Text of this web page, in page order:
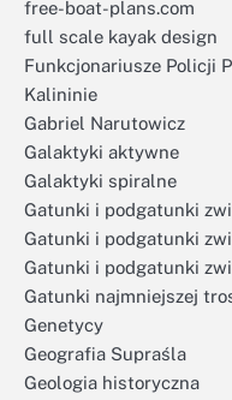
free-boat-plans.com
full scale kayak design
Funkcjonariusze Policji
Kalininie
Gabriel Narutowicz
Galaktyki aktywne
Galaktyki spiralne
Gatunki i podgatunki
Gatunki i podgatunki
Gatunki i podgatunki
Gatunki najmniejszej
Genetycy
Geografia Supraśla
Geologia historyczna